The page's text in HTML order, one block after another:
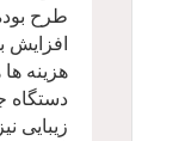
طرح
افزایش
هزینه
دستگاه
زیبایی